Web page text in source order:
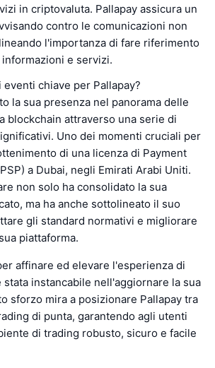
in criptovaluta. Pallapay assicura un
contro le comunicazioni non
l'importanza di fare riferimento
e servizi.
chiave per Pallapay?
la sua presenza nel panorama delle
blockchain attraverso una serie di
Uno dei momenti cruciali per
di una licenza di Payment
a Dubai, negli Emirati Arabi Uniti.
non solo ha consolidato la sua
ma ha anche sottolineato il suo
gli standard normativi e migliorare
piattaforma.
affinare ed elevare l'esperienza di
stata instancabile nell'aggiornare la sua
sforzo mira a posizionare Pallapay tra
di punta, garantendo agli utenti
di trading robusto, sicuro e facile